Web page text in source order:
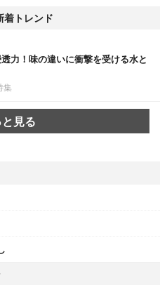
着トレンド
力！味の違いに衝撃を受ける水と
集
と見る